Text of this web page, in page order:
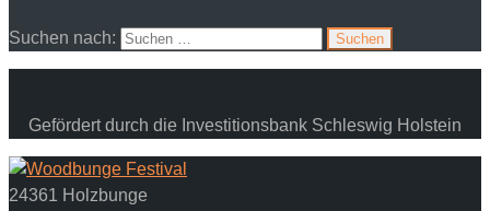
Suchen nach:
Gefördert durch die Investitionsbank Schleswig Holstein
24361 Holzbunge